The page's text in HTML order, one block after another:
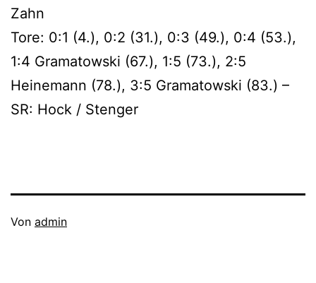
Zahn
Tore: 0:1 (4.), 0:2 (31.), 0:3 (49.), 0:4 (53.),
1:4 Gramatowski (67.), 1:5 (73.), 2:5
Heinemann (78.), 3:5 Gramatowski (83.) –
SR: Hock / Stenger
Veröffentlicht
Von admin